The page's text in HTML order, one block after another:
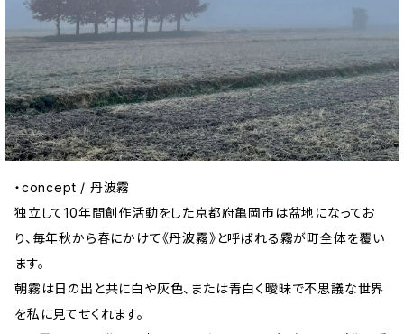
・concept / 丹波霧
独立して10年間創作活動をした京都府亀岡市は盆地になってお
り、毎年秋から春にかけて《丹波霧》と呼ばれる霧が町全体を覆い
ます。
朝霧は日の出と共に白や灰色、または青白く曖昧で不思議な世界
を私に見てせくれます。